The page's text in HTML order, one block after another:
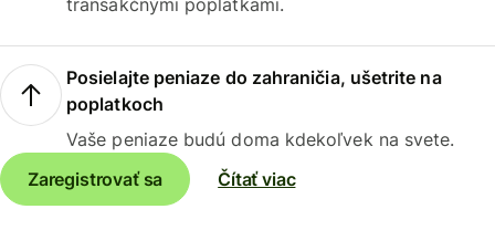
transakčnými poplatkami.
Posielajte peniaze do zahraničia, ušetrite na
poplatkoch
Vaše peniaze budú doma kdekoľvek na svete.
Zaregistrovať sa
Čítať viac